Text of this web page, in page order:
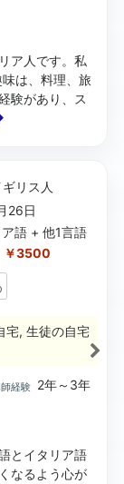
ア人です。私
は、料理、旅
験があり、ス
ギリス 人
26日
語 + 他1言語
￥3500
宅, 生徒の自宅
経験
2年～3年
とイタリア語
なるよう心が